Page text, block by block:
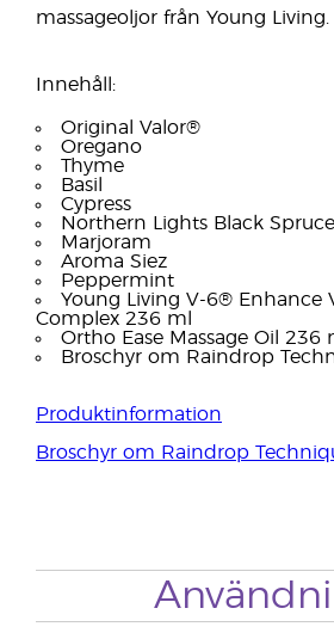
massageoljor från Young Living.
Innehåll:
Original Valor®
Oregano
Thyme
Basil
Cypress
Northern Lights Black Spruce
Marjoram
Aroma Siez
Peppermint
Young Living V-6® Enhance
Complex 236 ml
Ortho Ease Massage Oil 236
Broschyr om Raindrop
Produktinformation
Broschyr om Raindrop